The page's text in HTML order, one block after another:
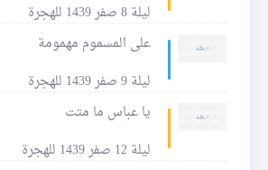
ليلة 8 صفر 1439 للهجرة
على المسموم مهمومة
ليلة 9 صفر 1439 للهجرة
يا عباس ما متت
ليلة 12 صفر 1439 للهجرة